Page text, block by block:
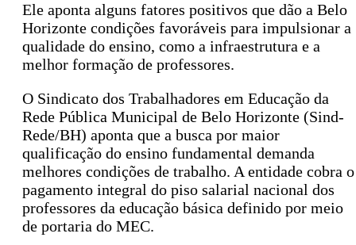
Ele aponta alguns fatores positivos que dão a Belo
Horizonte condições favoráveis para impulsionar a
qualidade do ensino, como a infraestrutura e a
melhor formação de professores.
O Sindicato dos Trabalhadores em Educação da
Rede Pública Municipal de Belo Horizonte (Sind-
Rede/BH) aponta que a busca por maior
qualificação do ensino fundamental demanda
melhores condições de trabalho. A entidade cobra o
pagamento integral do piso salarial nacional dos
professores da educação básica definido por meio
de portaria do MEC.